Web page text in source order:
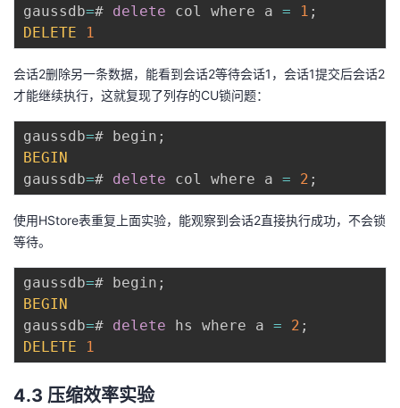
gaussdb=# delete col where a = 1 ;
DELETE
1
会话2删除另一条数据，能看到会话2等待会话1，会话1提交后会话2
才能继续执行，这就复现了列存的CU锁问题：
gaussdb=# begin ;
BEGIN
gaussdb=# delete col where a = 2 ;
使用HStore表重复上面实验，能观察到会话2直接执行成功，不会锁
等待。
gaussdb=# begin ;
BEGIN
gaussdb=# delete hs where a = 2 ;
DELETE
1
4.3 压缩效率实验